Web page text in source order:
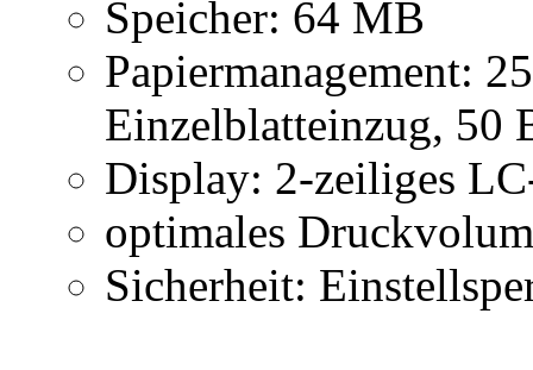
Speicher: 64 MB
Papiermanagement:
Einzelblatteinzug, 50
Display: 2-zeiliges
optimales
Sicherheit: